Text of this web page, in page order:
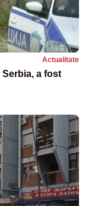
Actualitate
a fost